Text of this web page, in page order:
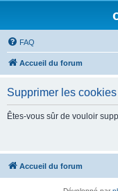
FAQ
Accueil du forum
Supprimer les cookies
Êtes-vous sûr de vouloir
Accueil du forum